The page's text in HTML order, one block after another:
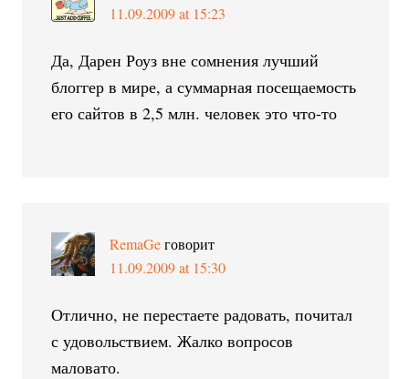
11.09.2009 at 15:23
Да, Дарен Роуз вне сомнения лучший
блоггер в мире, а суммарная посещаемость
его сайтов в 2,5 млн. человек это что-то
RemaGe говорит
11.09.2009 at 15:30
Отлично, не перестаете радовать, почитал
с удовольствием. Жалко вопросов
маловато.